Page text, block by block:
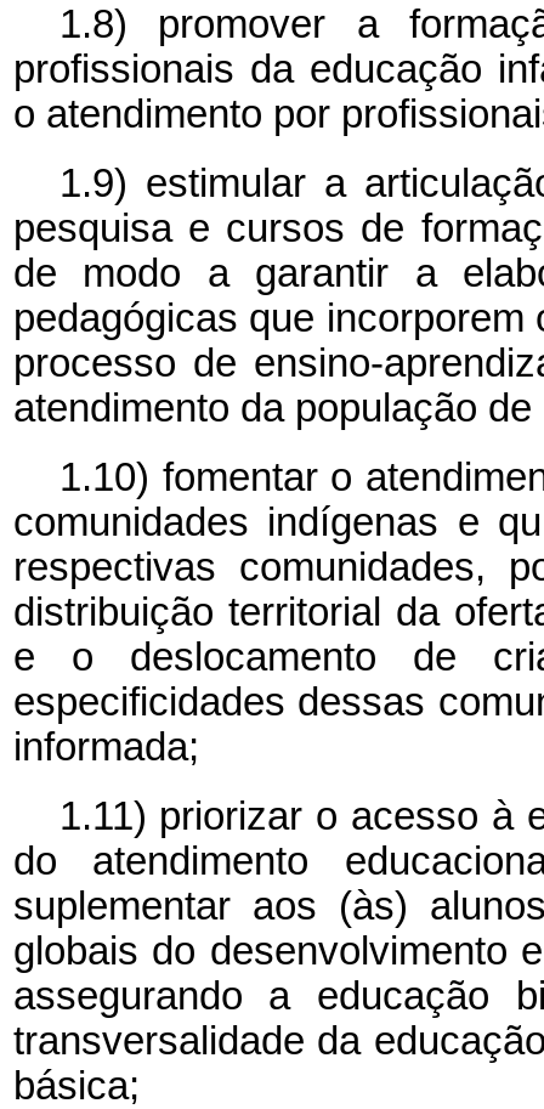
1.8) promover a
profissionais da educação
o atendimento por
1.9) estimular a
pesquisa e cursos de
de modo a garantir a
pedagógicas que
processo de ensino-
atendimento da população
1.10) fomentar o
comunidades indígenas e
respectivas comunidades,
distribuição territorial da
e o deslocamento de
especificidades dessas
informada;
1.11) priorizar o acesso à
do atendimento
suplementar aos (às)
globais do desenvolvimento
assegurando a educação
transversalidade da
básica;